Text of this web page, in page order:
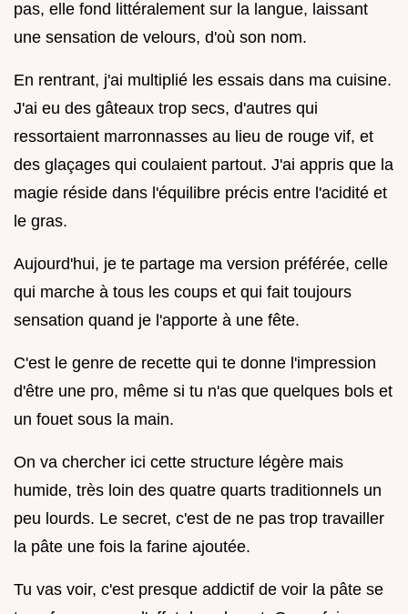
pas, elle fond littéralement sur la langue, laissant
une sensation de velours, d'où son nom.
En rentrant, j'ai multiplié les essais dans ma cuisine.
J'ai eu des gâteaux trop secs, d'autres qui
ressortaient marronnasses au lieu de rouge vif, et
des glaçages qui coulaient partout. J'ai appris que la
magie réside dans l'équilibre précis entre l'acidité et
le gras.
Aujourd'hui, je te partage ma version préférée, celle
qui marche à tous les coups et qui fait toujours
sensation quand je l'apporte à une fête.
C'est le genre de recette qui te donne l'impression
d'être une pro, même si tu n'as que quelques bols et
un fouet sous la main.
On va chercher ici cette structure légère mais
humide, très loin des quatre quarts traditionnels un
peu lourds. Le secret, c'est de ne pas trop travailler
la pâte une fois la farine ajoutée.
Tu vas voir, c'est presque addictif de voir la pâte se